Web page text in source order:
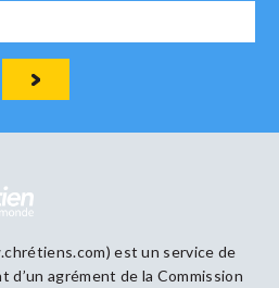
est un service de
d’un agrément de la Commission